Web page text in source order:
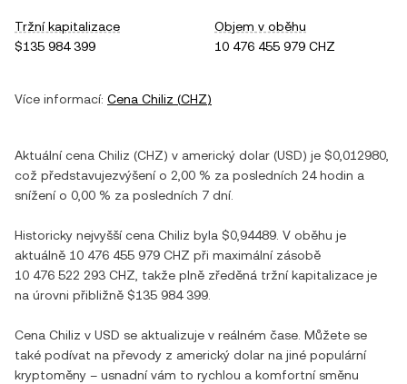
Tržní kapitalizace
$135 984 399
Objem v oběhu
10 476 455 979 CHZ
Více informací: Cena Chiliz (CHZ)
Aktuální cena Chiliz (CHZ) v americký dolar (USD) je $0,012980
což představujezvýšenío 2,00 % za posledních 24 hodin a
sníženío 0,00 % za posledních 7 dní.
Historicky nejvyšší cena Chiliz byla $0,94489 . V oběhu je
aktuálně 10 476 455 979 CHZ při maximální zásobě
10 476 522 293 CHZ , takže plně zředěná tržní kapitalizace je
na úrovni přibližně $135 984 399
Cena Chiliz v USD se aktualizuje v reálném čase. Můžete se
také podívat na převody z americký dolar na jiné populární
kryptoměny – usnadní vám to rychlou a komfortní směnu